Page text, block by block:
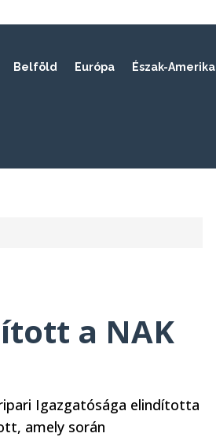
Belföld Európa Észak-Amerika
a NAK
Igazgatósága elindította
amely során